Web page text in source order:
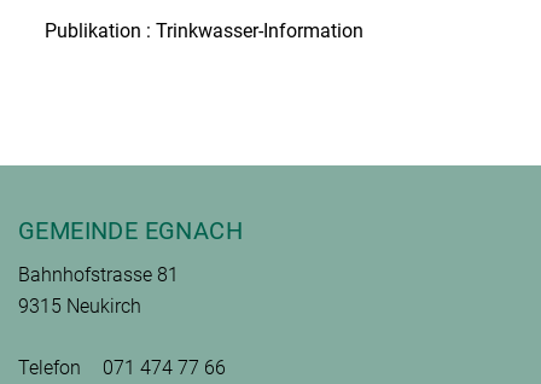
Publikation : Trinkwasser-Information
Fusszeile
GEMEINDE EGNACH
Bahnhofstrasse 81
9315 Neukirch
Telefon
071 474 77 66